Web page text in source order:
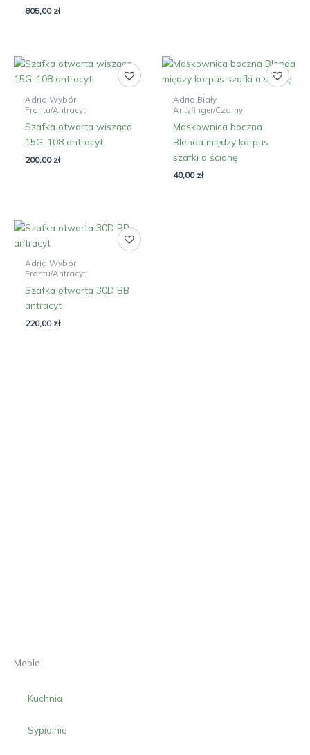
805,00 zł
Adria Wybór
Frontu/Antracyt
Szafka otwarta wisząca
15G-108 antracyt
200,00 zł
Adria Biały
Antyfinger/Czarny
Maskownica boczna
Blenda między korpus
szafki a ścianę
40,00 zł
Adria Wybór
Frontu/Antracyt
Szafka otwarta 30D BB
antracyt
220,00 zł
Meble
Kuchnia
Sypialnia